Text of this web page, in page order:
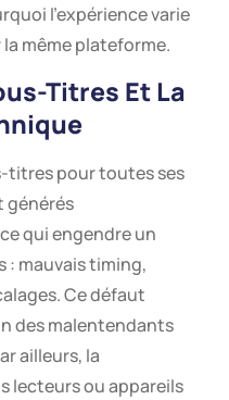
l’expérience varie
la même plateforme.
Titres Et La
titres pour toutes ses
générés
qui engendre un
: mauvais timing,
Ce défaut
des malentendants
ailleurs, la
lecteurs ou appareils